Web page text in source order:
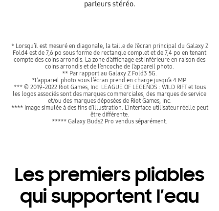
parleurs stéréo.
* Lorsqu’il est mesuré en diagonale, la taille de l’écran principal du Galaxy Z
Fold4 est de 7,6 po sous forme de rectangle complet et de 7,4 po en tenant
compte des coins arrondis. La zone d’affichage est inférieure en raison des
coins arrondis et de l’encoche de l’appareil photo.
** Par rapport au Galaxy Z Fold3 5G.
*L’appareil photo sous l’écran prend en charge jusqu’à 4 MP.
*** © 2019-2022 Riot Games, Inc. LEAGUE OF LEGENDS : WILD RIFT et tous
les logos associés sont des marques commerciales, des marques de service
et/ou des marques déposées de Riot Games, Inc.
**** Image simulée à des fins d’illustration. L’interface utilisateur réelle peut
être différente.
***** Galaxy Buds2 Pro vendus séparément.
Les premiers pliables
qui supportent l’eau